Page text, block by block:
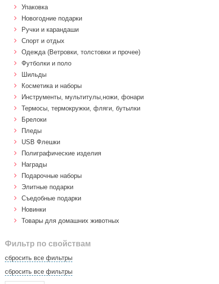
Упаковка
Новогодние подарки
Ручки и карандаши
Спорт и отдых
Одежда (Ветровки, толстовки и прочее)
Футболки и поло
Шильды
Косметика и наборы
Инструменты, мультитулы,ножи, фонари
Термосы, термокружки, фляги, бутылки
Брелоки
Пледы
USB Флешки
Полиграфические изделия
Награды
Подарочные наборы
Элитные подарки
Cъедобные подарки
Новинки
Товары для домашних животных
Фильтр по свойствам
сбросить все фильтры
сбросить все фильтры